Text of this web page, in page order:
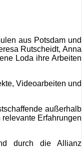
aus Potsdam und
Rutscheidt, Anna
Loda ihre Arbeiten
Videoarbeiten und
außerhalb
Erfahrungen
durch die Allianz